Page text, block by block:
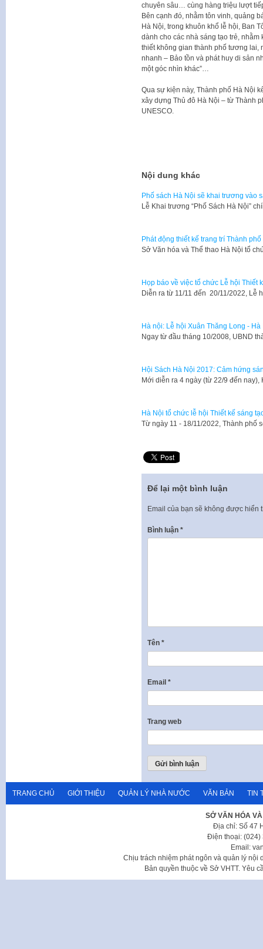
chuyên sâu… cùng hàng triệu lượt
Bên cạnh đó, nhằm tôn vinh, quảng
Hà Nội, trong khuôn khổ lễ hội, Ban
dành cho các nhà sáng tạo trẻ,
thiết không gian thành phố tương lai,
nhanh – Bảo tồn và phát huy di sản
một góc nhìn khác”…
Qua sự kiện này, Thành phố Hà Nội
xây dựng Thủ đô Hà Nội – từ Thành
UNESCO.
Nội dung khác
Phố sách Hà Nội sẽ khai trương vào
Lễ Khai trương “Phố Sách Hà Nội”
Phát động thiết kế trang trí Thành
Sở Văn hóa và Thể thao Hà Nội tổ
Họp báo về việc tổ chức Lễ hội Thiết
Diễn ra từ 11/11 đến 20/11/2022, Lễ
Hà nội: Lễ hội Xuân Thăng Long - Hà
​Ngay từ đầu tháng 10/2008, UBND
Hội Sách Hà Nội 2017: Cảm hứng
Mới diễn ra 4 ngày (từ 22/9 đến
Hà Nội tổ chức lễ hội Thiết kế sáng
Từ ngày 11 - 18/11/2022, Thành phố
Để lại một bình luận
Email của bạn sẽ không được hiển
Bình luận *
Tên *
Email *
Trang web
TRANG CHỦ GIỚI THIỆU QUẢN LÝ NHÀ NƯỚC VĂN BẢN TIN
SỞ VĂN HÓA
Địa chỉ: Số 47
Điện thoại: (024)
Email:
Chịu trách nhiệm phát ngôn và quản lý nội
Bản quyền thuộc về Sở VHTT. Yêu